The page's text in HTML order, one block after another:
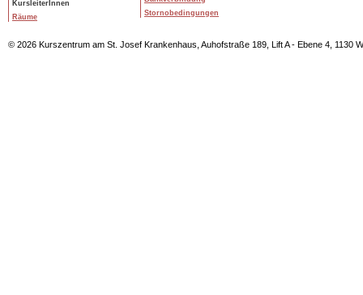
KursleiterInnen
Räume
Stornobedingungen
© 2026 Kurszentrum am St. Josef Krankenhaus, Auhofstraße 189, Lift A - Ebene 4, 1130